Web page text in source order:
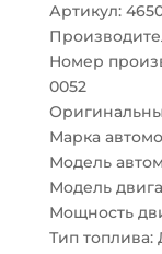
Артикул:
Номер
0052
Марка
Модель
Модель
Мощность
Тип топлива: